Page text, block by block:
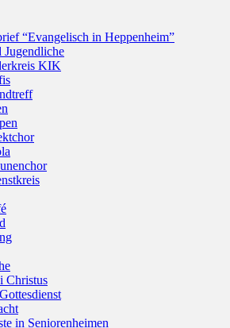
“Evangelisch in Heppenheim”
KIK
Christus
in Seniorenheimen